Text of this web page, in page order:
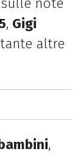
note
, Gigi
altre
,